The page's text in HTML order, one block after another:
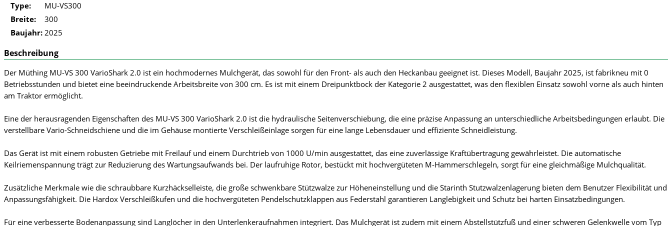
Type:
MU-VS300
Breite:
300
Baujahr: 2025
Beschreibung
Der Müthing MU-VS 300 VarioShark 2.0 ist ein hochmodernes Mulchgerät, das sowohl für den Front- als auch den Heckanbau geeignet ist. Dieses Modell, Baujahr 2025, ist fabrikneu mit 0
Betriebsstunden und bietet eine beeindruckende Arbeitsbreite von 300 cm. Es ist mit einem Dreipunktbock der Kategorie 2 ausgestattet, was den flexiblen Einsatz sowohl vorne als auch hinten
am Traktor ermöglicht.
Eine der herausragenden Eigenschaften des MU-VS 300 VarioShark 2.0 ist die hydraulische Seitenverschiebung, die eine präzise Anpassung an unterschiedliche Arbeitsbedingungen erlaubt. Die
verstellbare Vario-Schneidschiene und die im Gehäuse montierte Verschleißeinlage sorgen für eine lange Lebensdauer und effiziente Schneidleistung.
Das Gerät ist mit einem robusten Getriebe mit Freilauf und einem Durchtrieb von 1000 U/min ausgestattet, das eine zuverlässige Kraftübertragung gewährleistet. Die automatische
Keilriemenspannung trägt zur Reduzierung des Wartungsaufwands bei. Der laufruhige Rotor, bestückt mit hochvergüteten M-Hammerschlegeln, sorgt für eine gleichmäßige Mulchqualität.
Zusätzliche Merkmale wie die schraubbare Kurzhäckselleiste, die große schwenkbare Stützwalze zur Höheneinstellung und die Starinth Stutzwalzenlagerung bieten dem Benutzer Flexibilität und
Anpassungsfähigkeit. Die Hardox Verschleißkufen und die hochvergüteten Pendelschutzklappen aus Federstahl garantieren Langlebigkeit und Schutz bei harten Einsatzbedingungen.
Für eine verbesserte Bodenanpassung sind Langlöcher in den Unterlenkeraufnahmen integriert. Das Mulchgerät ist zudem mit einem Abstellstützfuß und einer schweren Gelenkwelle vom Typ